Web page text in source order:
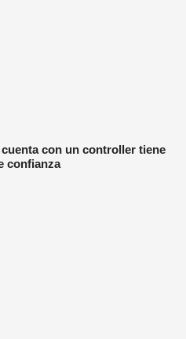
con un controller tiene
confianza